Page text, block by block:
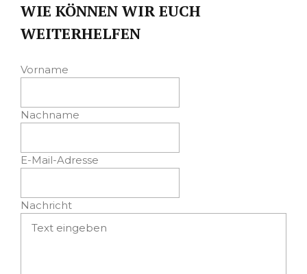
WIE KÖNNEN WIR EUCH
WEITERHELFEN
Vorname
Nachname
E-Mail-Adresse
Nachricht